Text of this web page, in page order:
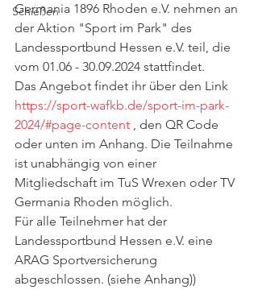
Schießen
Germania 1896 Rhoden e.V. nehmen an
der Aktion "Sport im Park" des
Landessportbund Hessen e.V. teil, die
vom 01.06 - 30.09.2024 stattfindet.
Das Angebot findet ihr über den Link
https://sport-wafkb.de/sport-im-park-
2024/#page-content , den QR Code
oder unten im Anhang. Die Teilnahme
ist unabhängig von einer
Mitgliedschaft im TuS Wrexen oder TV
Germania Rhoden möglich.
Für alle Teilnehmer hat der
Landessportbund Hessen e.V. eine
ARAG Sportversicherung
abgeschlossen. (siehe Anhang))